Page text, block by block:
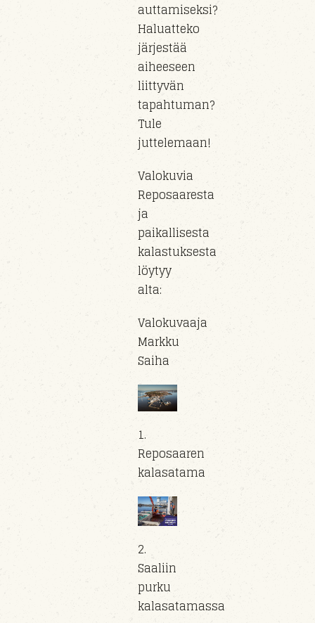
auttamiseksi?
Haluatteko
järjestää
aiheeseen
liittyvän
tapahtuman?
Tule
juttelemaan!
Valokuvia
Reposaaresta
ja
paikallisesta
kalastuksesta
löytyy
alta:
Valokuvaaja
Markku
Saiha
1.
Reposaaren
kalasatama
2.
Saaliin
purku
kalasatamassa